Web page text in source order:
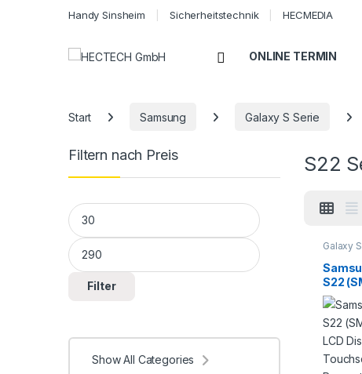
Handy Sinsheim Sicherheitstechnik HECMEDIA
Open ONLINE TERMIN
Start Samsung Galaxy S Serie
S22
Galaxy
,
S22
LCD
Filtern nach Preis
Min. Preis
Max. Preis
Filter
Show All Categories